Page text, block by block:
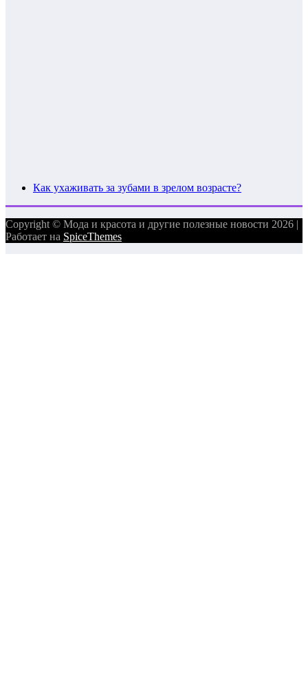
Как ухаживать за зубами в зрелом возрасте?
Copyright © Мода и красота и другие полезные новости 2026 |
Работает на SpiceThemes